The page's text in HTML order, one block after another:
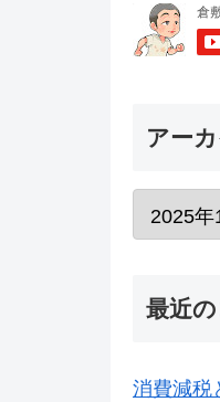
アー
最近
消費減税